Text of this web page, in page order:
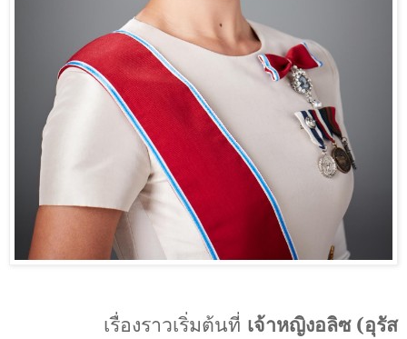
เรื่องราวเริ่มต้นที่ เจ้าหญิงอลิซ (อุรัส